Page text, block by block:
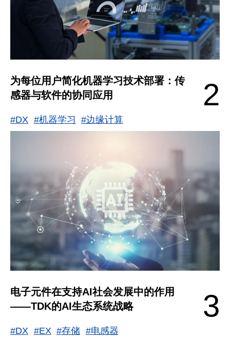
2
为每位用户简化机器学习技术部署：传
感器与软件的协同应用
#DX #机器学习 #边缘计算
3
电子元件在支持AI社会发展中的作用
——TDK的AI生态系统战略
#DX #EX #存储 #电感器